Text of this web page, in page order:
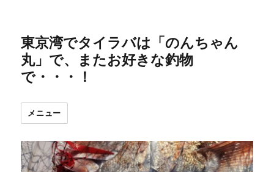
東京湾でタイラバは「のんちゃん
丸」で、またお好きな釣物
で・・・！
メニュー